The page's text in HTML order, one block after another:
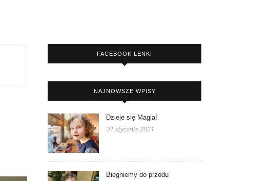
FACEBOOK LENKI
NAJNOWSZE WPISY
Dzieje się Magia!
31 stycznia 2021
Biegniemy do przodu